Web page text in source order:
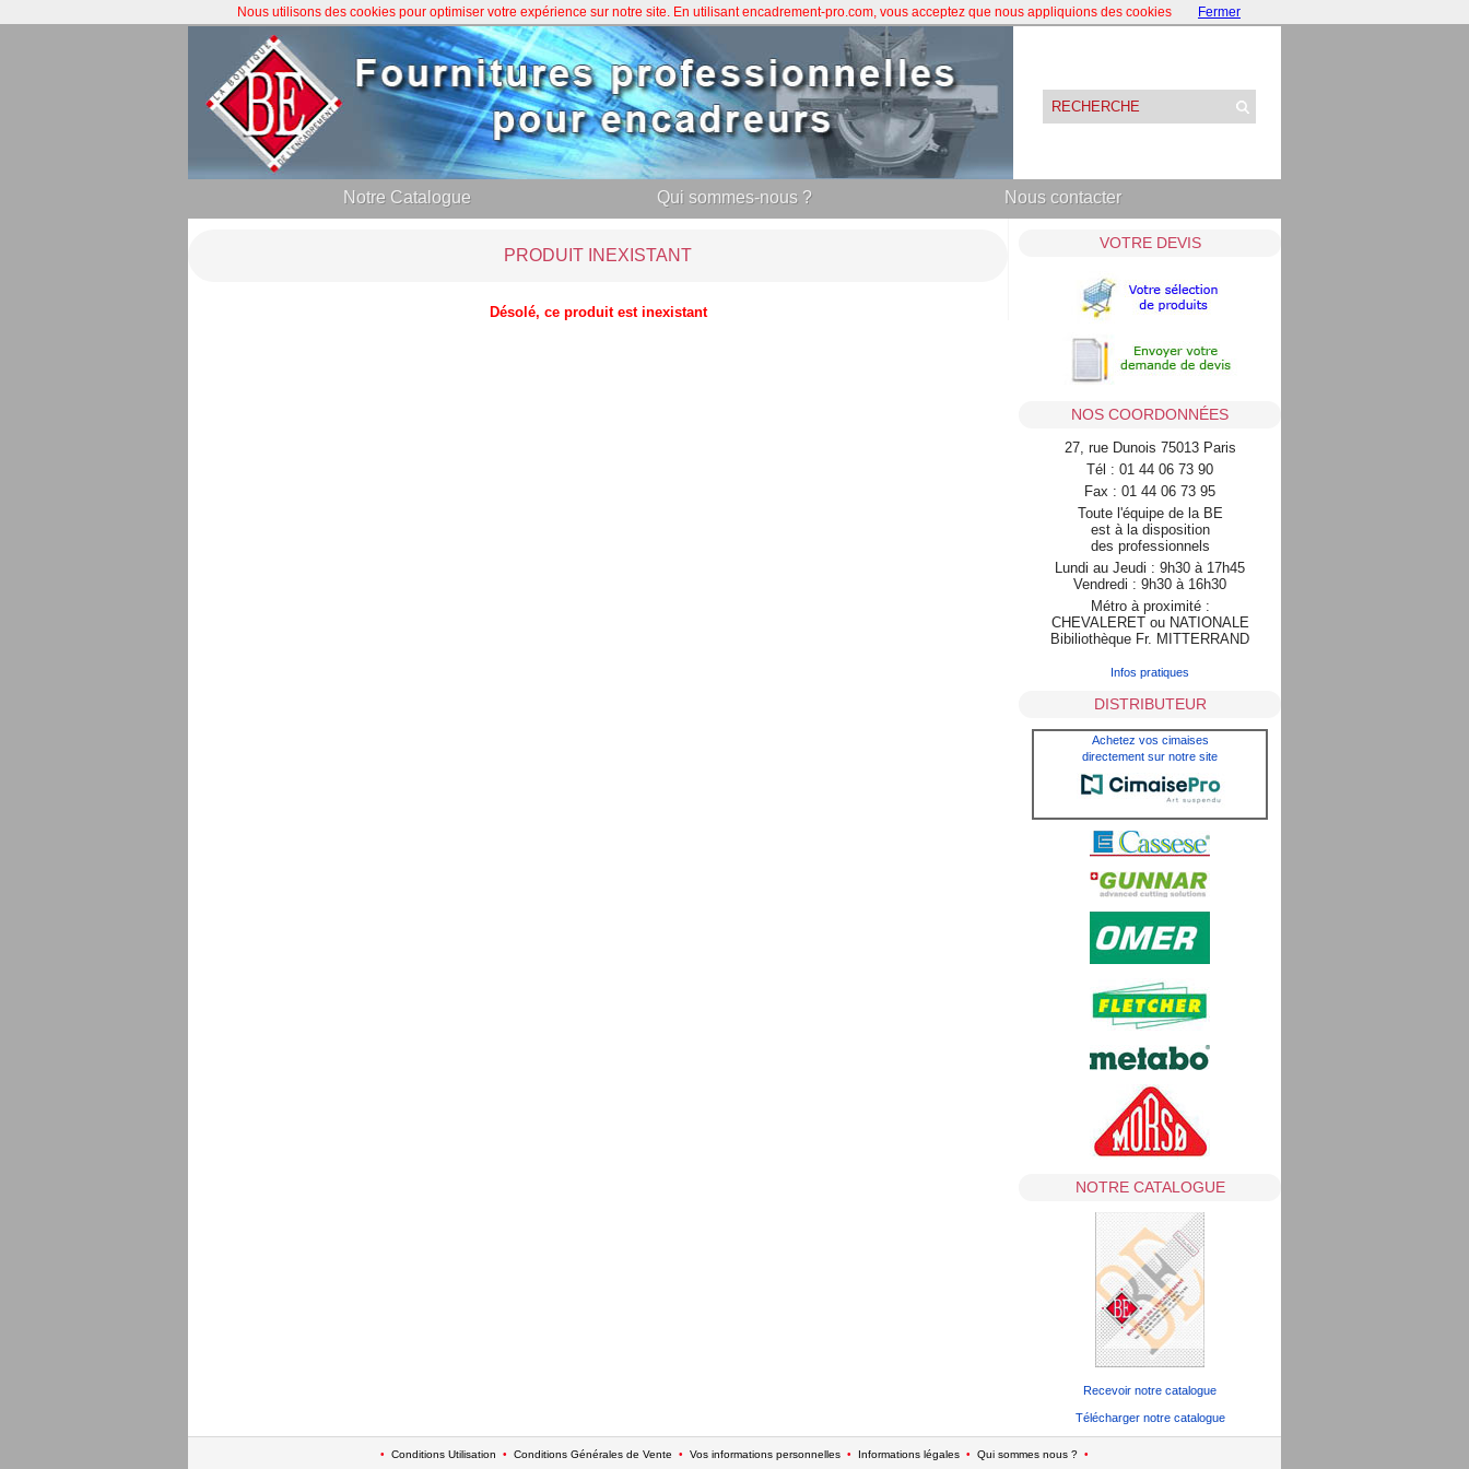
Notre Catalogue Qui sommes-nous ? Nous contacter
PRODUIT INEXISTANT
Désolé, ce produit est inexistant
VOTRE DEVIS
NOS COORDONNÉES
27, rue Dunois 75013 Paris
Tél : 01 44 06 73 90
Fax : 01 44 06 73 95
Toute l'équipe de la BE
est à la disposition
des professionnels
Lundi au Jeudi : 9h30 à 17h45
Vendredi : 9h30 à 16h30
Métro à proximité :
CHEVALERET ou NATIONALE
Bibiliothèque Fr. MITTERRAND
Infos pratiques
DISTRIBUTEUR
Achetez vos cimaises
directement sur notre site
NOTRE CATALOGUE
Recevoir notre catalogue
Télécharger notre catalogue
• Conditions Utilisation • Conditions Générales de Vente • Vos informations personnelles • Informations légales • Qui sommes nous ? •
Nous utilisons des cookies pour optimiser votre expérience sur notre site. En utilisant encadrement-pro.com, vous acceptez que nous appliquions des cookies Fermer